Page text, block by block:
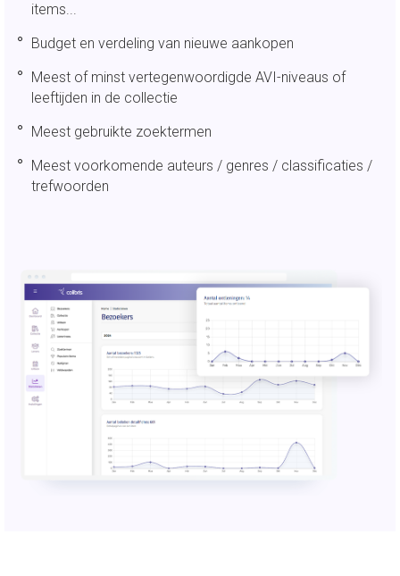
items...
Budget en verdeling van nieuwe aankopen
Meest of minst vertegenwoordigde AVI-niveaus of
leeftijden in de collectie
Meest gebruikte zoektermen
Meest voorkomende auteurs / genres / classificaties /
trefwoorden